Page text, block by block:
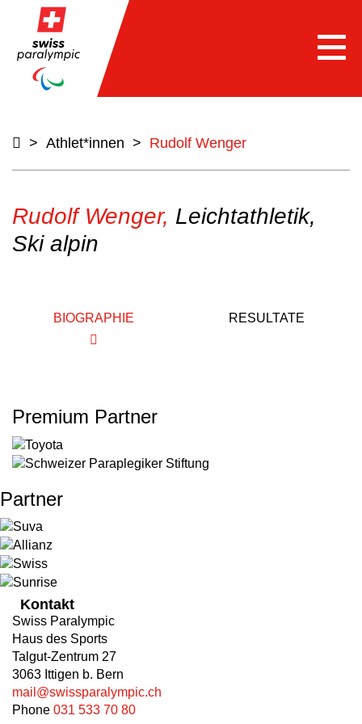
> Athlet*innen > Rudolf Wenger
Rudolf Wenger, Leichtathletik,
Ski alpin
BIOGRAPHIE RESULTATE
Premium Partner
Partner
Kontakt
Swiss Paralympic
Haus des Sports
Talgut-Zentrum 27
3063 Ittigen b. Bern
mail@swissparalympic.ch
Phone 031 533 70 80